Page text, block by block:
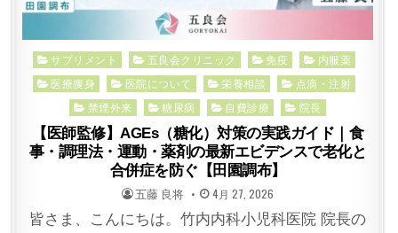
Posted
in
サプリメント 五良会クリニック 免疫
内服薬
医療痩身
医院について 栄養相談
点滴・注射
禁煙外来
糖尿病 自費診療 院長
【医師監修】AGEs（糖化）対策の実践ガイド｜食
事・調理法・運動・薬剤の最新エビデンスで老化と
合併症を防ぐ【田園調布】
POSTED
BY
五藤 良将 POSTED
ON
4月 27, 2026
皆さま、こんにちは。竹内内科小児科医院 院長の